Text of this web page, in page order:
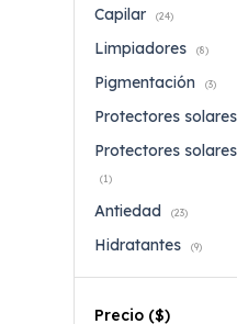
Capilar (24)
Limpiadores (8)
Pigmentación (3)
Protectores solares
Protectores
(1)
Antiedad (23)
Hidratantes (9)
Precio ($)